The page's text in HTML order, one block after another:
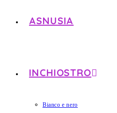
ASNUSIA
INCHIOSTRO
Bianco e nero